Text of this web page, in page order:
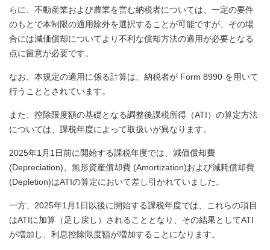
らに、不動産業および農業を営む納税者については、一定の要件
のもとで本制限の適用除外を選択することが可能ですが、その場
合には減価償却についてより不利な償却方法の適用が必要となる
点に留意が必要です。
なお、本規定の適用に係る計算は、納税者が Form 8990 を用いて
行うこととされています。
また、控除限度額の基礎となる調整後課税所得（ATI）の算定方法
については、課税年度によって取扱いが異なります。
2025年1月1日前に開始する課税年度では、減価償却費
(Depreciation)、無形資産償却費 (Amortization)および減耗償却費
(Depletion)はATIの算定において差し引かれていました。
一方、2025年1月1日以後に開始する課税年度では、これらの項目
はATIに加算（足し戻し）されることとなり、その結果としてATI
が増加し、利息控除限度額が増加することになります。